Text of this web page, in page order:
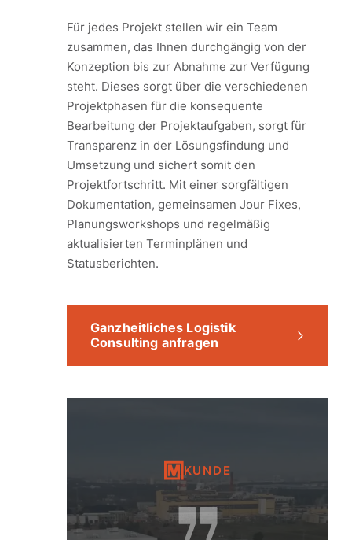
Für jedes Projekt stellen wir ein Team
zusammen, das Ihnen durchgängig von der
Konzeption bis zur Abnahme zur Verfügung
steht. Dieses sorgt über die verschiedenen
Projektphasen für die konsequente
Bearbeitung der Projektaufgaben, sorgt für
Transparenz in der Lösungsfindung und
Umsetzung und sichert somit den
Projektfortschritt. Mit einer sorgfältigen
Dokumentation, gemeinsamen Jour Fixes,
Planungsworkshops und regelmäßig
aktualisierten Terminplänen und
Statusberichten.
Ganzheitliches Logistik
Consulting anfragen
KUNDE